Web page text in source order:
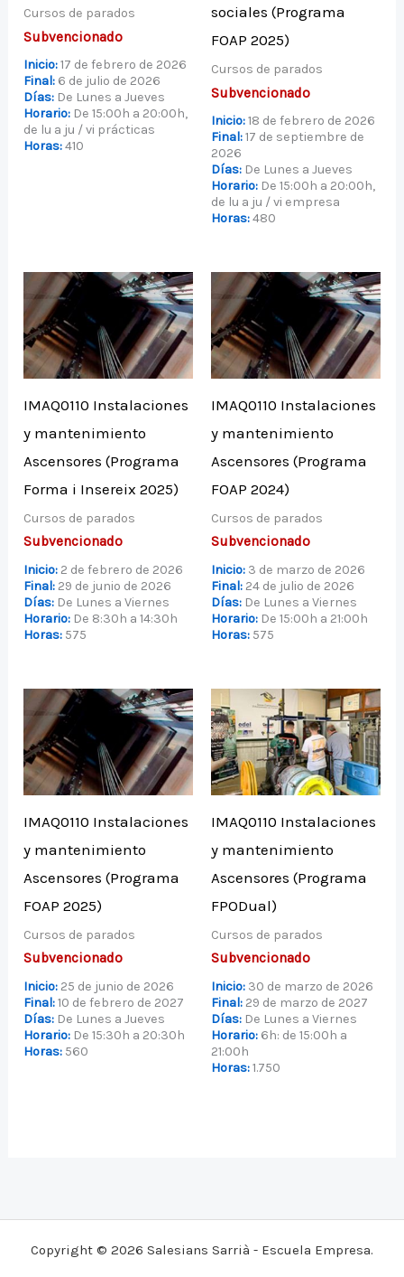
Cursos de parados
Subvencionado
Inicio:17 de febrero de 2026
Final: 6 de julio de 2026
Días: De Lunes a Jueves
Horario: De 15:00h a 20:00h,
de lu a ju / vi prácticas
Horas:410
sociales (Programa
FOAP 2025)
Cursos de parados
Subvencionado
Inicio:18 de febrero de 2026
Final:17 de septiembre de
2026
Días: De Lunes a Jueves
Horario: De 15:00h a 20:00h,
de lu a ju / vi empresa
Horas:480
IMAQ0110 Instalaciones
y mantenimiento
Ascensores (Programa
Forma i Insereix 2025)
Cursos de parados
Subvencionado
Inicio: 2 de febrero de 2026
Final: 29 de junio de 2026
Días: De Lunes a Viernes
Horario: De 8:30h a 14:30h
Horas: 575
IMAQ0110 Instalaciones
y mantenimiento
Ascensores (Programa
FOAP 2024)
Cursos de parados
Subvencionado
Inicio: 3 de marzo de 2026
Final: 24 de julio de 2026
Días: De Lunes a Viernes
Horario: De 15:00h a 21:00h
Horas: 575
IMAQ0110 Instalaciones
y mantenimiento
Ascensores (Programa
FOAP 2025)
Cursos de parados
Subvencionado
Inicio: 25 de junio de 2026
Final:10 de febrero de 2027
Días: De Lunes a Jueves
Horario: De 15:30h a 20:30h
Horas: 560
IMAQ0110 Instalaciones
y mantenimiento
Ascensores (Programa
FPODual)
Cursos de parados
Subvencionado
Inicio: 30 de marzo de 2026
Final: 29 de marzo de 2027
Días: De Lunes a Viernes
Horario: 6h: de 15:00h a
21:00h
Horas:1.750
Copyright © 2026 Salesians Sarrià - Escuela Empresa.